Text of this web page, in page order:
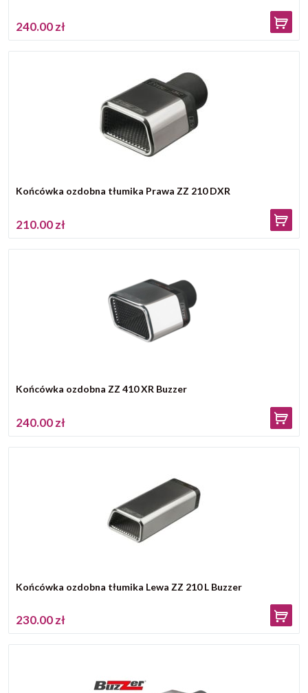
240.00 zł
Końcówka ozdobna tłumika Prawa ZZ 210 DXR
210.00 zł
Końcówka ozdobna ZZ 410 XR Buzzer
240.00 zł
Końcówka ozdobna tłumika Lewa ZZ 210 L Buzzer
230.00 zł